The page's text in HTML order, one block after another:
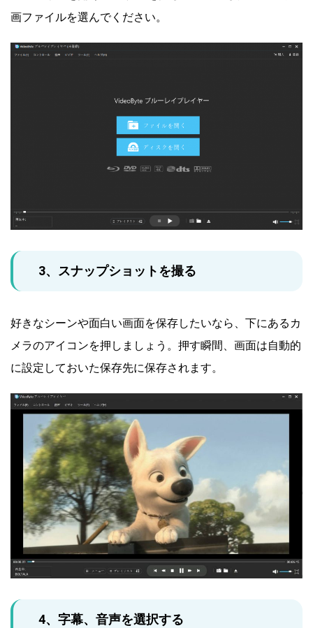
画ファイルを選んでください。
3、スナップショットを撮る
好きなシーンや面白い画面を保存したいなら、下にあるカ
メラのアイコンを押しましょう。押す瞬間、画面は自動的
に設定しておいた保存先に保存されます。
4、字幕、音声を選択する